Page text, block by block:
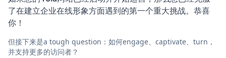
了在建立企业在线形象方面遇到的第一个重大挑战。恭喜
你！
但接下来是a tough question：如何engage、captivate、turn，
并支持更多的访问者？